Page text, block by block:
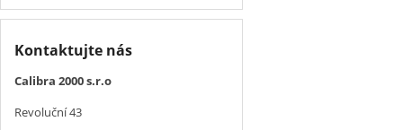
Kontaktujte nás
Calibra 2000 s.r.o
Revoluční 43